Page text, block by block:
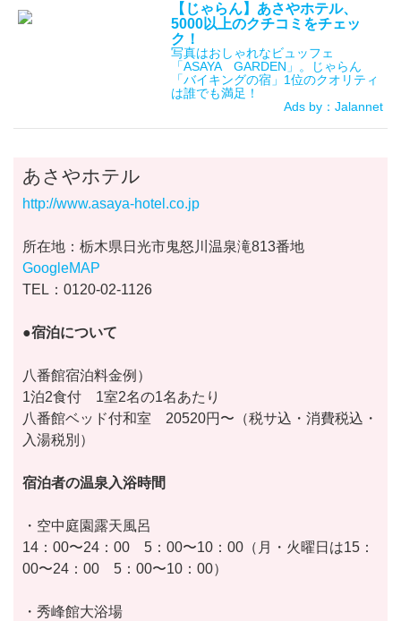
【じゃらん】あさやホテル、
5000以上のクチコミをチェッ
ク！
写真はおしゃれなビュッフェ
「ASAYA GARDEN」。じゃらん
「バイキングの宿」1位のクオリティ
は誰でも満足！
Ads by：Jalannet
あさやホテル
http://www.asaya-hotel.co.jp
所在地：栃木県日光市鬼怒川温泉滝813番地
GoogleMAP
TEL：0120-02-1126
●宿泊について
八番館宿泊料金例）
1泊2食付 1室2名の1名あたり
八番館ベッド付和室 20520円〜（税サ込・消費税込・
入湯税別）
宿泊者の温泉入浴時間
・空中庭園露天風呂
14：00〜24：00 5：00〜10：00（月・火曜日は15：
00〜24：00 5：00〜10：00）
・秀峰館大浴場